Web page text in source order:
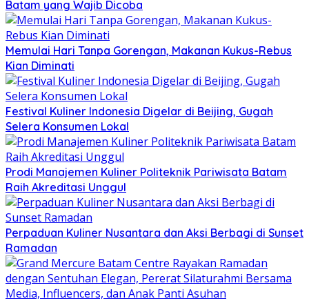
Batam yang Wajib Dicoba
Memulai Hari Tanpa Gorengan, Makanan Kukus-Rebus
Kian Diminati
Festival Kuliner Indonesia Digelar di Beijing, Gugah
Selera Konsumen Lokal
Prodi Manajemen Kuliner Politeknik Pariwisata Batam
Raih Akreditasi Unggul
Perpaduan Kuliner Nusantara dan Aksi Berbagi di Sunset
Ramadan